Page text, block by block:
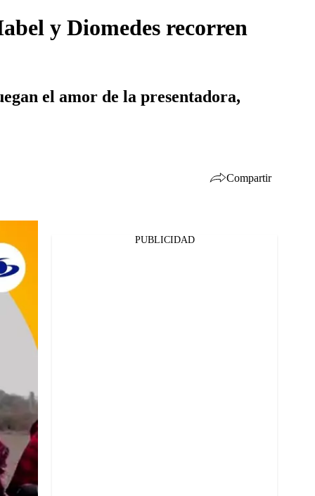
y Diomedes recorren
el amor de la presentadora,
Compartir
PUBLICIDAD